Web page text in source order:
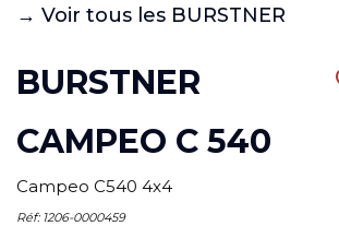
→ Voir tous les BURSTNER
BURSTNER
CAMPEO C 540
Campeo C540 4x4
Réf: 1206-0000459